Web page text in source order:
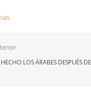
LOS ÁRABES DESPUÉS DE